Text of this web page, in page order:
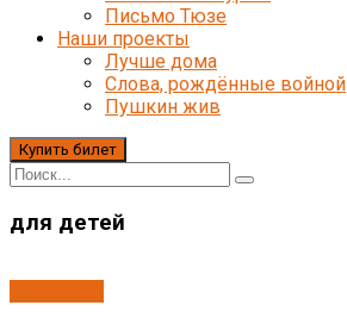
Письмо Тюзе
Наши проекты
Лучше дома
Слова, рождённые войной
Пушкин жив
Купить билет
для детей